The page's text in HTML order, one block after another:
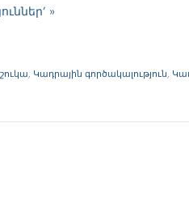
»
, Կադրային գործակալություն,